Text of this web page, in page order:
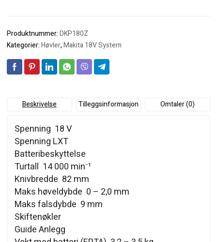
Produktnummer:DKP180Z
Kategorier:Høvler,Makita 18V System
Beskrivelse Tilleggsinformasjon Omtaler (0)
Spenning 18 V
Spenning LXT
Batteribeskyttelse
Turtall 14 000 min⁻¹
Knivbredde 82 mm
Maks høveldybde 0 – 2,0 mm
Maks falsdybde 9 mm
Skiftenøkler
Guide Anlegg